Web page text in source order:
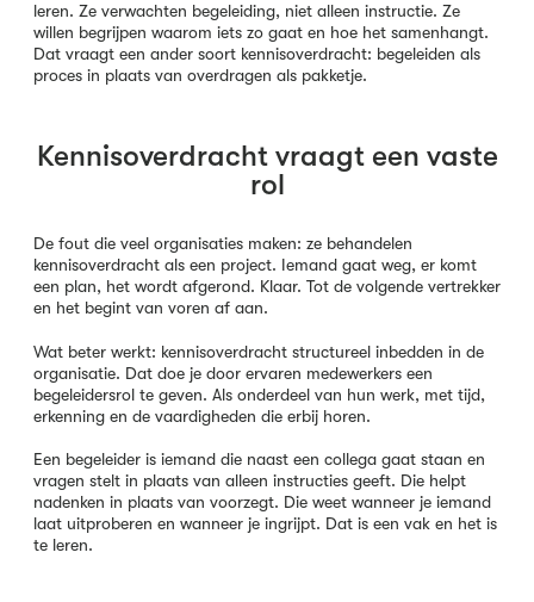
leren. Ze verwachten begeleiding, niet alleen instructie. Ze
willen begrijpen waarom iets zo gaat en hoe het samenhangt.
Dat vraagt een ander soort kennisoverdracht: begeleiden als
proces in plaats van overdragen als pakketje.
Kennisoverdracht vraagt een vaste
rol
De fout die veel organisaties maken: ze behandelen
kennisoverdracht als een project. Iemand gaat weg, er komt
een plan, het wordt afgerond. Klaar. Tot de volgende vertrekker
en het begint van voren af aan.
Wat beter werkt: kennisoverdracht structureel inbedden in de
organisatie. Dat doe je door ervaren medewerkers een
begeleidersrol te geven. Als onderdeel van hun werk, met tijd,
erkenning en de vaardigheden die erbij horen.
Een begeleider is iemand die naast een collega gaat staan en
vragen stelt in plaats van alleen instructies geeft. Die helpt
nadenken in plaats van voorzegt. Die weet wanneer je iemand
laat uitproberen en wanneer je ingrijpt. Dat is een vak en het is
te leren.